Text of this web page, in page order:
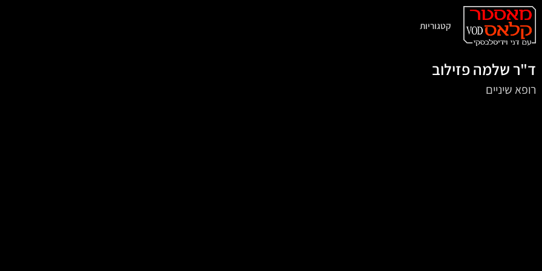
קטגוריות
ד"ר שלמה פזילוב
רופא שיניים